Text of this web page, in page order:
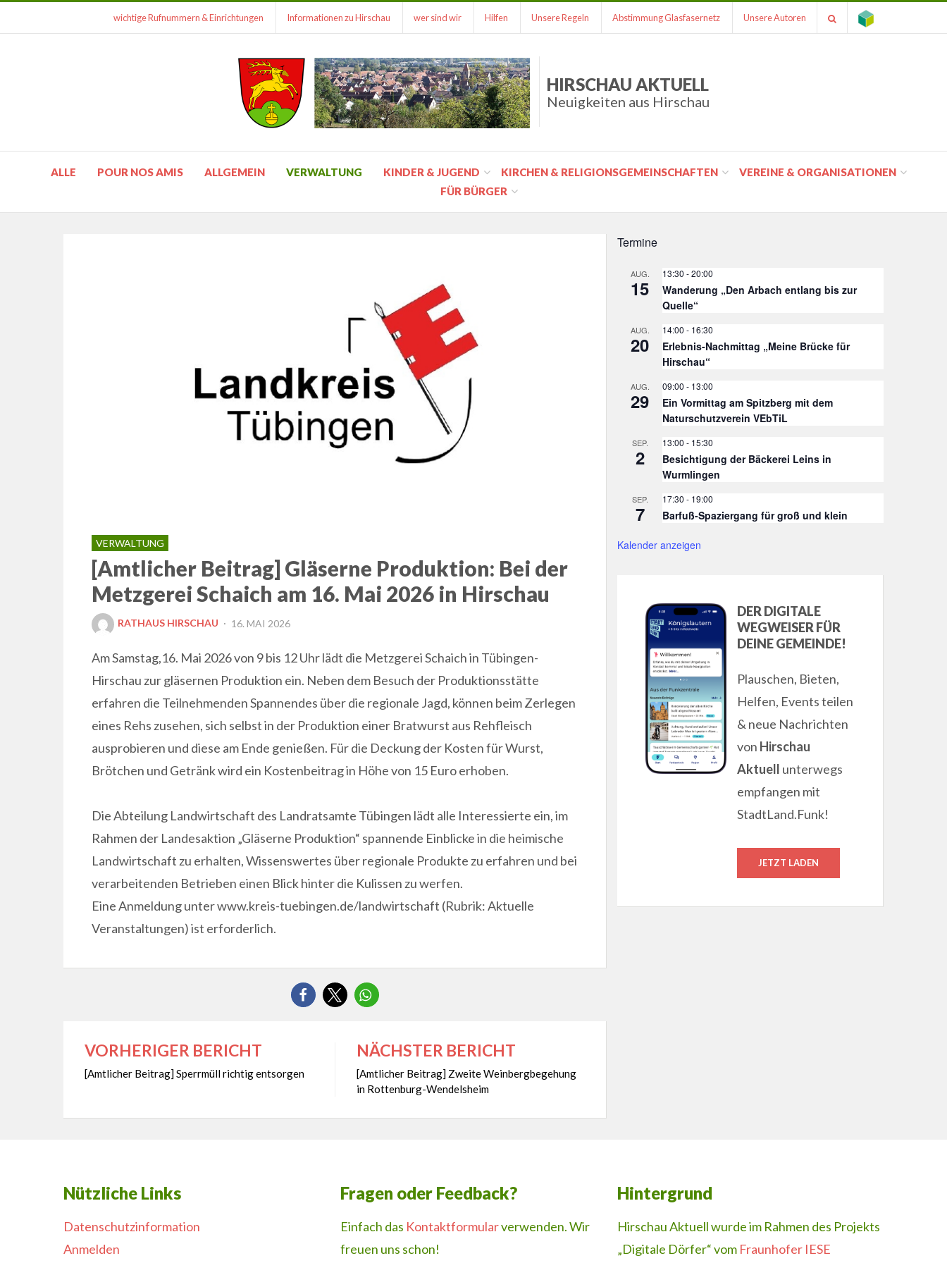
wichtige Rufnummern & Einrichtungen Informationen zu Hirschau wer sind wir Hilfen Unsere Regeln Abstimmung Glasfasernetz Unsere Autoren
HIRSCHAU AKTUELL
Neuigkeiten aus Hirschau
ALLE POUR NOS AMIS ALLGEMEIN VERWALTUNG KINDER & JUGEND KIRCHEN & RELIGIONSGEMEINSCHAFTEN
VEREINE & ORGANISATIONEN
FÜR BÜRGER
VERWALTUNG
[Amtlicher Beitrag] Gläserne Produktion: Bei der
Metzgerei Schaich am 16. Mai 2026 in Hirschau
RATHAUS HIRSCHAU
POSTED
16. MAI 2026
Am Samstag,16. Mai 2026 von 9 bis 12 Uhr lädt die Metzgerei Schaich in Tübingen-
Hirschau zur gläsernen Produktion ein. Neben dem Besuch der Produktionsstätte
erfahren die Teilnehmenden Spannendes über die regionale Jagd, können beim Zerlegen
eines Rehs zusehen, sich selbst in der Produktion einer Bratwurst aus Rehfleisch
ausprobieren und diese am Ende genießen. Für die Deckung der Kosten für Wurst,
Brötchen und Getränk wird ein Kostenbeitrag in Höhe von 15 Euro erhoben.
Die Abteilung Landwirtschaft des Landratsamte Tübingen lädt alle Interessierte ein, im
Rahmen der Landesaktion „Gläserne Produktion“ spannende Einblicke in die heimische
Landwirtschaft zu erhalten, Wissenswertes über regionale Produkte zu erfahren und bei
verarbeitenden Betrieben einen Blick hinter die Kulissen zu werfen.
Eine Anmeldung unter www.kreis-tuebingen.de/landwirtschaft (Rubrik: Aktuelle
Veranstaltungen) ist erforderlich.
Beitragsnavigation
VORHERIGER BERICHT
[Amtlicher Beitrag] Sperrmüll richtig entsorgen
NÄCHSTER BERICHT
[Amtlicher Beitrag] Zweite Weinbergbegehung
in Rottenburg-Wendelsheim
Termine
AUG.
15
13:30 -20:00
Wanderung „Den Arbach entlang bis zur
Quelle“
AUG.
20
14:00 - 16:30
Erlebnis-Nachmittag „Meine Brücke für
Hirschau“
AUG.
29
09:00 - 13:00
Ein Vormittag am Spitzberg mit dem
Naturschutzverein VEbTiL
SEP.
2
13:00 - 15:30
Besichtigung der Bäckerei Leins in
Wurmlingen
SEP.
7
17:30 - 19:00
Barfuß-Spaziergang für groß und klein
Kalender anzeigen
DER DIGITALE
WEGWEISER FÜR
DEINE GEMEINDE!
Plauschen, Bieten,
Helfen, Events teilen
& neue Nachrichten
von Hirschau
Aktuell unterwegs
empfangen mit
StadtLand.Funk!
JETZT LADEN
Nützliche Links
Datenschutzinformation
Anmelden
Fragen oder Feedback?
Einfach das Kontaktformularverwenden. Wir
freuen uns schon!
Hintergrund
Hirschau Aktuell wurde im Rahmen des Projekts
„Digitale Dörfer“ vom Fraunhofer IESE